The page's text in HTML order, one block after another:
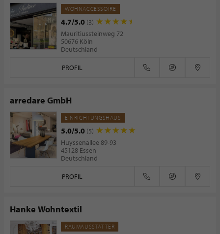
WOHNACCESSOIRE
4.7/5.0 (3)
Mauritiussteinweg 72
50676 Köln
Deutschland
PROFIL
arredare GmbH
EINRICHTUNGSHAUS
5.0/5.0 (5)
Huyssenallee 89-93
45128 Essen
Deutschland
PROFIL
Hanke Wohntextil
RAUMAUSSTATTER